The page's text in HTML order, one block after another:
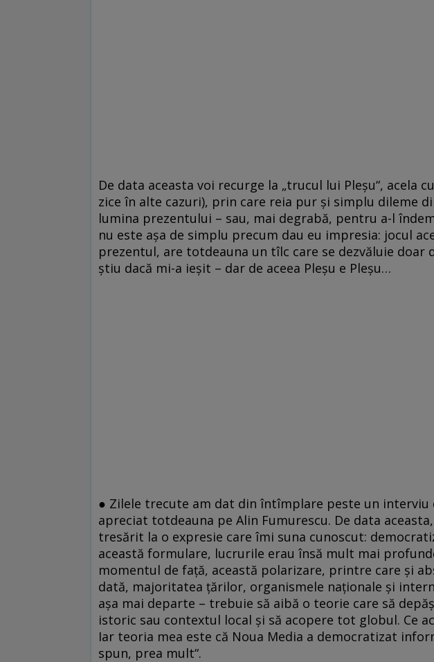
De data aceasta voi recurge la „trucul lui Pleșu“, acela
zice în alte cazuri), prin care reia pur și simplu dileme
lumina prezentului – sau, mai degrabă, pentru a-l
nu este așa de simplu precum dau eu impresia: jocul
prezentul, are totdeauna un tîlc care se dezvăluie doar
știu dacă mi-a ieșit – dar de aceea Pleșu e Pleșu…
● Zilele trecute am dat din întîmplare peste un interviu
apreciat totdeauna pe Alin Fumurescu. De data
tresărit la o expresie care îmi suna cunoscut:
această formulare, lucrurile erau însă mult mai
momentul de față, această polarizare, printre care și
dată, majoritatea țărilor, organismele naționale și
așa mai departe – trebuie să aibă o teorie care să
istoric sau contextul local și să acopere tot globul. Ce
Iar teoria mea este că Noua Media a democratizat
spun, prea mult“.